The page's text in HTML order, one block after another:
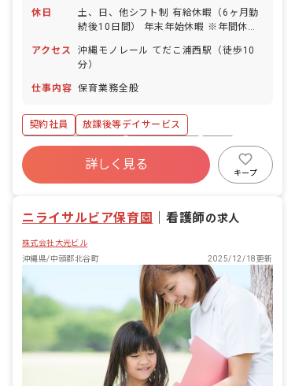
休日
土、日、他シフト制 有給休暇（6ヶ月勤
続後10日間） 年末年始休暇 ※年間休日
アクセス
沖縄モノレール てだこ浦西駅（徒歩10
分）
仕事内容 保育業務全般
契約社員
放課後等デイサービス
ボーナス・賞与あり
社会保険完備
福利厚生充実
残業少なめ
詳しく見る
キープ
ニライサルビア保育園 ｜看護師の求人
株式会社大光ビル
沖縄県/中頭郡北谷町
2025/12/18更新